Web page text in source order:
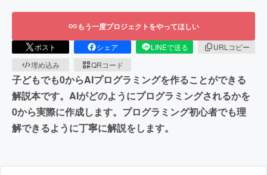
もう一度プロジェクトをやってほしい
ポスト シェア LINEで送る
URLコピー
埋め込み
QRコード
子どもでも0からAIプログラミングを作ることができる
解説本です。AIがどのようにプログラミングされるかを
0から実際に作成します。プログラミング初心者でも理
解できるように丁寧に解説をします。